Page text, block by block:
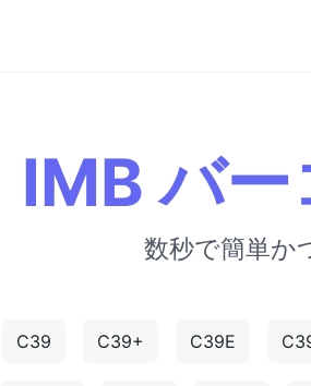
IMB バ
数秒で簡単か
C39 C39+ C39E